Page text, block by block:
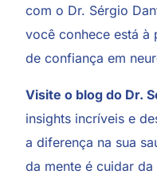
com o Dr. Sérgio
você conhece está à
de confiança em
Visite o blog do Dr.
insights incríveis e
a diferença na sua
da mente é cuidar da